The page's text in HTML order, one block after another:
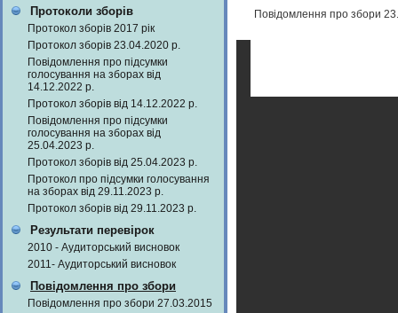
Протоколи зборів
Протокол зборів 2017 рік
Протокол зборів 23.04.2020 р.
Повідомлення про підсумки
голосування на зборах від
14.12.2022 р.
Протокол зборів від 14.12.2022 р.
Повідомлення про підсумки
голосування на зборах від
25.04.2023 р.
Протокол зборів від 25.04.2023 р.
Протокол про підсумки голосування
на зборах від 29.11.2023 р.
Протокол зборів від 29.11.2023 р.
Результати перевірок
2010 - Аудиторський висновок
2011- Аудиторський висновок
Повідомлення про збори
Повідомлення про збори 27.03.2015
Повідомлення про збори